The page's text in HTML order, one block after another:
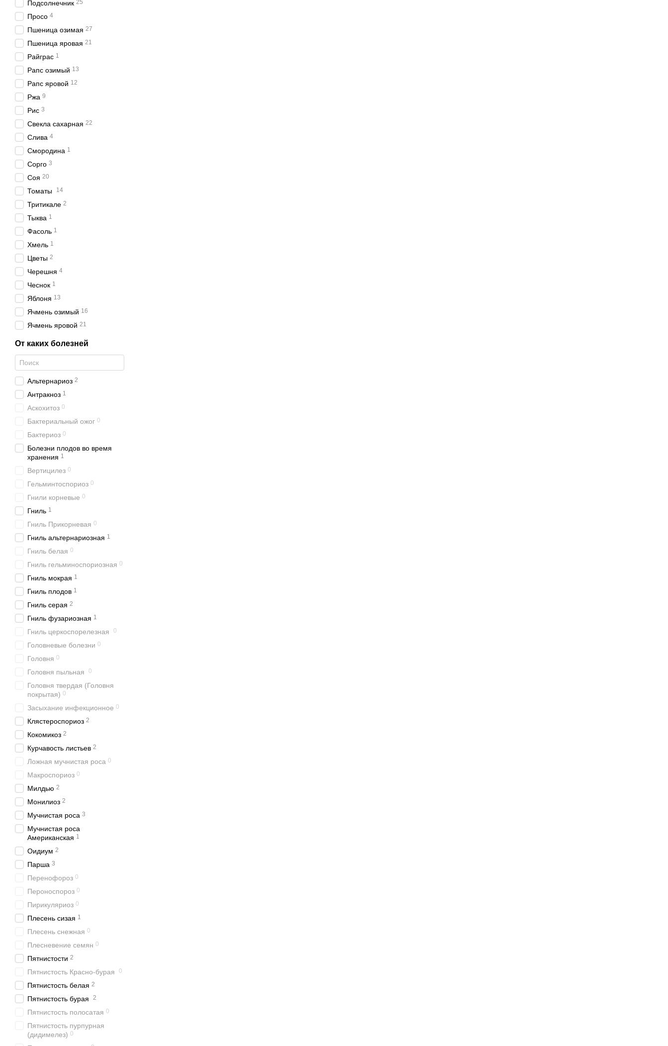
Подсолнечник 25
Просо 4
Пшеница озимая 27
Пшеница яровая 21
Райграс 1
Рапс озимый 13
Рапс яровой 12
Ржа 9
Рис 3
Свекла сахарная 22
Слива 4
Смородина 1
Сорго 3
Соя 20
Томаты 14
Тритикале 2
Тыква 1
Фасоль 1
Хмель 1
Цветы 2
Черешня 4
Чеснок 1
Яблоня 13
Ячмень озимый 16
Ячмень яровой 21
От каких болезней
Альтернариоз 2
Антракноз 1
Аскохитоз 0
Бактериальный ожог 0
Бактериоз 0
Болезни плодов во время
хранения 1
Вертицилез 0
Гельминтоспориоз 0
Гнили корневые 0
Гниль 1
Гниль Прикорневая 0
Гниль альтернариозная 1
Гниль белая 0
Гниль гельминоспориозная 0
Гниль мокрая 1
Гниль плодов 1
Гниль серая 2
Гниль фузариозная 1
Гниль церкоспорелезная 0
Головневые болезни 0
Головня 0
Головня пыльная 0
Головня твердая (Головня
покрытая) 0
Засыхание инфекционное 0
Клястероспориоз 2
Кокомикоз 2
Курчавость листьев 2
Ложная мучнистая роса 0
Макроспориоз 0
Милдью 2
Монилиоз 2
Мучнистая роса 3
Мучнистая роса
Американская 1
Оидиум 2
Парша 3
Перенофороз 0
Пероноспороз 0
Пирикуляриоз 0
Плесень сизая 1
Плесень снежная 0
Плесневение семян 0
Пятнистости 2
Пятнистость Красно-бурая 0
Пятнистость белая 2
Пятнистость бурая 2
Пятнистость полосатая 0
Пятнистость пурпурная
(дидимелез) 0